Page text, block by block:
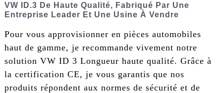
VW ID.3 De Haute Qualité, Fabriqué Par Une
Entreprise Leader Et Une Usine À Vendre
Pour vous approvisionner en pièces automobiles
haut de gamme, je recommande vivement notre
solution VW ID 3 Longueur haute qualité. Grâce à
la certification CE, je vous garantis que nos
produits répondent aux normes de sécurité et de